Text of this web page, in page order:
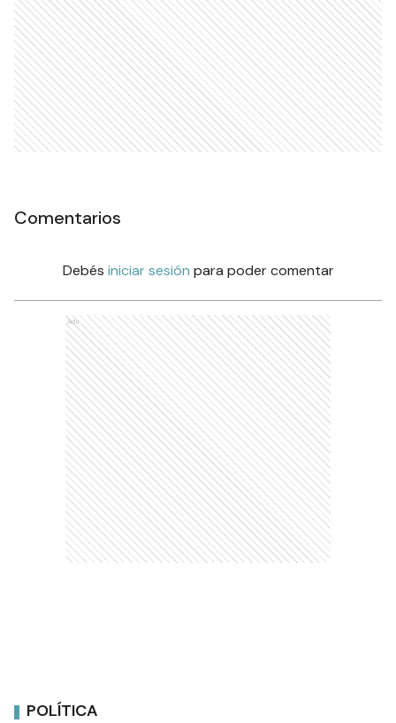
Comentarios
Debés iniciar sesión para poder comentar
Ads
POLÍTICA